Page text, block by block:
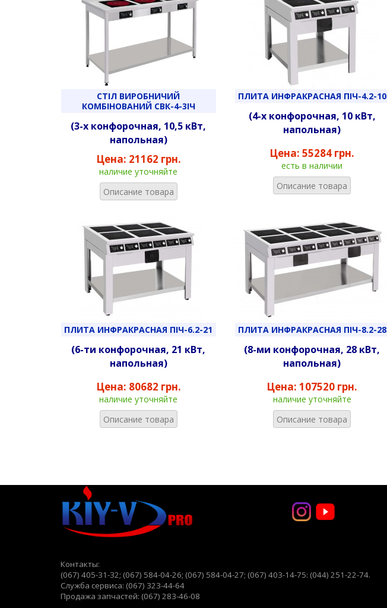
СТІЛ ВИРОБНИЧИЙ
КОМБІНОВАНИЙ СВК-4-3ІЧ
(3-х конфорочная, 10,5 кВт,
напольная)
Цена: 21162 грн.
наличие уточняйте
Описание товара
ПЛИТА ИНФРАКРАСНАЯ ПІЧ-4.2-10
(4-х конфорочная, 10 кВт,
напольная)
Цена:55284 грн.
есть в наличии
Описание товара
ПЛИТА ИНФРАКРАСНАЯ ПІЧ-6.2-21
(6-ти конфорочная, 21 кВт,
напольная)
Цена: 80682 грн.
наличие уточняйте
Описание товара
ПЛИТА ИНФРАКРАСНАЯ ПІЧ-8.2-28
(8-ми конфорочная, 28 кВт,
напольная)
Цена:107520 грн.
наличие уточняйте
Описание товара
Контакты:
(067) 405-31-32; (067) 584-04-26; (067) 584-04-27; (067) 403-14-75: (044) 251-22-74.
Служба сервиса: (067) 323-44-64
Продажа запчастей: (067) 283-46-08